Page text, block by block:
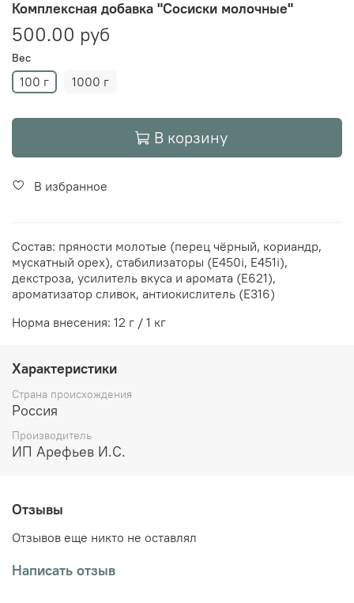
Комплексная добавка "Сосиски молочные"
500.00 руб
Вес
100 г 1000 г
В корзину
В избранное
Состав: пряности молотые (перец чёрный, кориандр,
мускатный орех), стабилизаторы (Е450i, Е451i),
декстроза, усилитель вкуса и аромата (Е621),
ароматизатор сливок, антиокислитель (Е316)
Норма внесения: 12 г / 1 кг
Характеристики
Страна происхождения
Россия
Производитель
ИП Арефьев И.С.
Отзывы
Отзывов еще никто не оставлял
Написать отзыв